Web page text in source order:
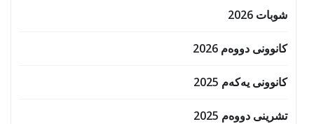
شوبات 2026
کانوونی دووەم 2026
کانوونی یەکەم 2025
تشرینی دووەم 2025